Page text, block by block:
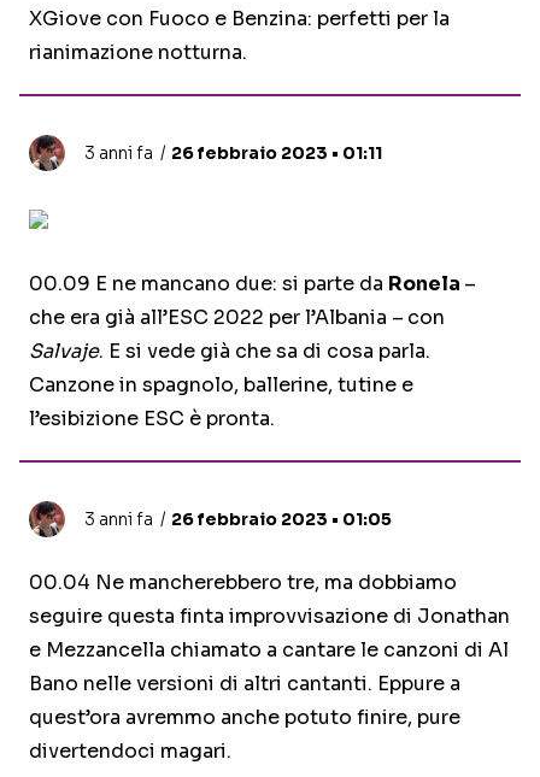
XGiove con Fuoco e Benzina: perfetti per la
rianimazione notturna.
3 anni fa 26 febbraio 2023 • 01:11
00.09 E ne mancano due: si parte da Ronela –
che era già all’ESC 2022 per l’Albania – con
Salvaje. E si vede già che sa di cosa parla.
Canzone in spagnolo, ballerine, tutine e
l’esibizione ESC è pronta.
3 anni fa 26 febbraio 2023 • 01:05
00.04 Ne mancherebbero tre, ma dobbiamo
seguire questa finta improvvisazione di Jonathan
e Mezzancella chiamato a cantare le canzoni di Al
Bano nelle versioni di altri cantanti. Eppure a
quest’ora avremmo anche potuto finire, pure
divertendoci magari.